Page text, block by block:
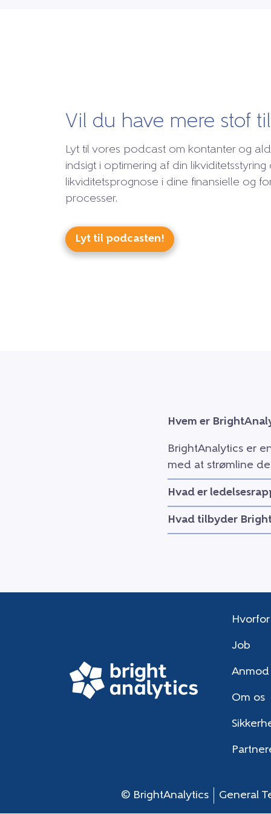
Vil du have mere stof
Lyt til vores podcast om kontanter og
indsigt i optimering af din
likviditetsprognose i dine finansielle og
processer.
Lyt til podcasten!
Hvem er
BrightAnalytics er
med at strømline
Hvad er
Hvad tilbyder
Job
Om os
© BrightAnalytics General